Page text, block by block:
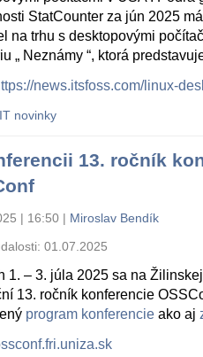
StatCounter za jún 2025
na trhu s desktopovými
„ Neznámy “, ktorá
news.itsfoss.com/linux-
IT novinky
13. ročník
| 16:50 | Miroslav Bendík
01.07.2025
1. – 3. júla 2025 sa na
13. ročník konferencie
program konferencie ako aj